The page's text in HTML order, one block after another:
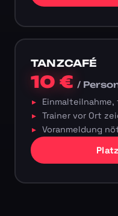
TANZCAFÉ
10 €/
Trainer vor Ort
Voranmeldung